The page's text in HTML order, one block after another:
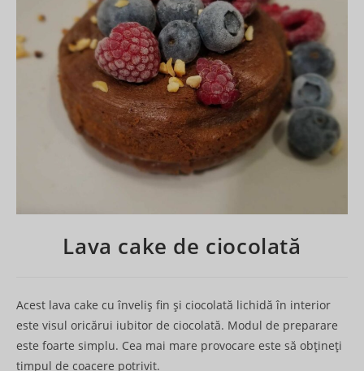
Lava cake de ciocolată
Acest lava cake cu înveliș fin și ciocolată lichidă în interior
este visul oricărui iubitor de ciocolată. Modul de preparare
este foarte simplu. Cea mai mare provocare este să obțineți
timpul de coacere potrivit.